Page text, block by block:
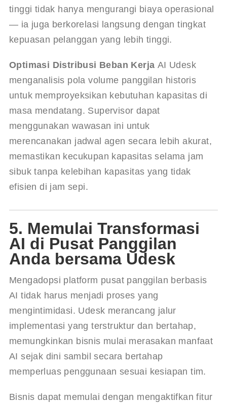
tinggi tidak hanya mengurangi biaya operasional
— ia juga berkorelasi langsung dengan tingkat
kepuasan pelanggan yang lebih tinggi.
Optimasi Distribusi Beban Kerja AI Udesk
menganalisis pola volume panggilan historis
untuk memproyeksikan kebutuhan kapasitas di
masa mendatang. Supervisor dapat
menggunakan wawasan ini untuk
merencanakan jadwal agen secara lebih akurat,
memastikan kecukupan kapasitas selama jam
sibuk tanpa kelebihan kapasitas yang tidak
efisien di jam sepi.
5. Memulai Transformasi
AI di Pusat Panggilan
Anda bersama Udesk
Mengadopsi platform pusat panggilan berbasis
AI tidak harus menjadi proses yang
mengintimidasi. Udesk merancang jalur
implementasi yang terstruktur dan bertahap,
memungkinkan bisnis mulai merasakan manfaat
AI sejak dini sambil secara bertahap
memperluas penggunaan sesuai kesiapan tim.
Bisnis dapat memulai dengan mengaktifkan fitur